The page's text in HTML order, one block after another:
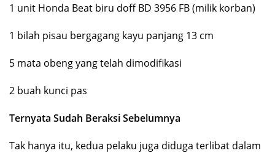
1 unit Honda Beat biru doff BD 3956 FB (milik korban)
1 bilah pisau bergagang kayu panjang 13 cm
5 mata obeng yang telah dimodifikasi
2 buah kunci pas
Ternyata Sudah Beraksi Sebelumnya
Tak hanya itu, kedua pelaku juga diduga terlibat dalam